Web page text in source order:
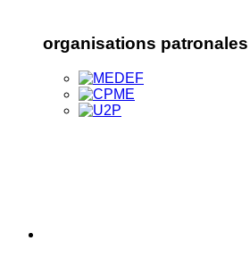
organisations patronales